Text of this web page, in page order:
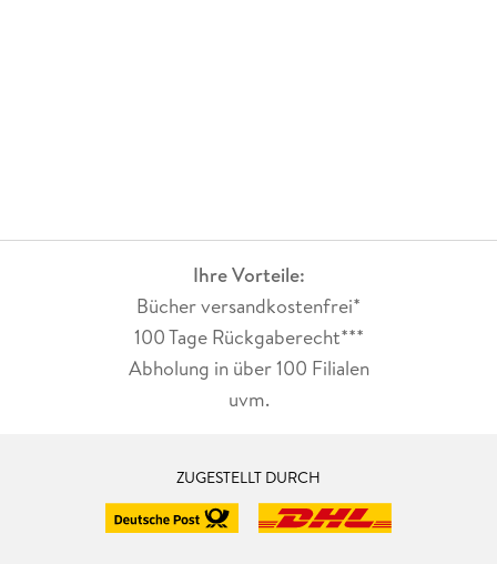
Ihre Vorteile:
Bücher versandkostenfrei*
100 Tage Rückgaberecht***
Abholung in über 100 Filialen
uvm.
ZUGESTELLT DURCH